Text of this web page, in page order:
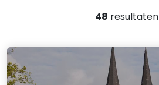
48 resultaten